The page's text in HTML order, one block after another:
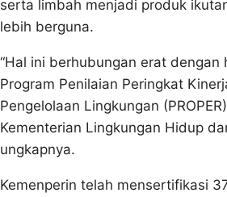
serta limbah menjadi produk
lebih berguna.
“Hal ini berhubungan erat dengan
Program Penilaian Peringkat
Pengelolaan Lingkungan
Kementerian Lingkungan Hidup
ungkapnya.
Kemenperin telah mensertifikasi